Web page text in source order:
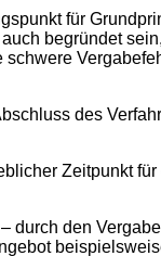
für
begründet
des
Zeitpunkt
durch den